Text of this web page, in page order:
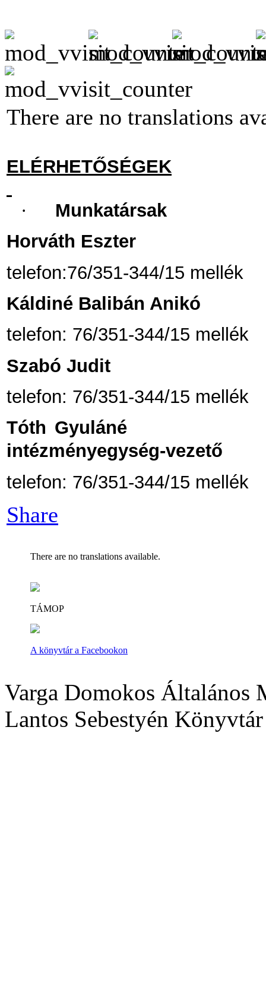
There are no translations
ELÉRHETŐSÉGEK
·
Munkatársak
Horváth Eszter
telefon:76/351-344/15 mellék
Káldiné Balibán Anikó
telefon: 76/351-344/15 mellék
Szabó Judit
telefon: 76/351-344/15 mellék
Tóth Gyuláné
intézményegység-vezető
telefon: 76/351-344/15 mellék
Share
There are no translations available.
TÁMOP
A könyvtár a Facebookon
Varga Domokos Általános
Lantos Sebestyén